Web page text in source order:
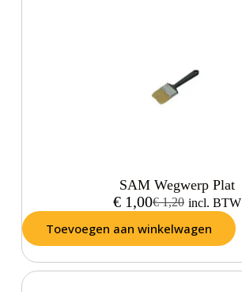
SAM Wegwerp Plat
€1,20
€1,00 incl. BTW
Toevoegen aan winkelwagen